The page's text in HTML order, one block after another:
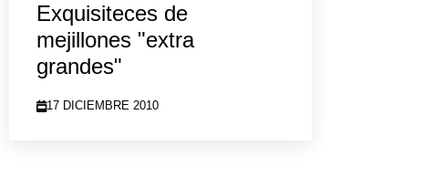
Exquisiteces de
mejillones "extra
grandes"
17 DICIEMBRE 2010